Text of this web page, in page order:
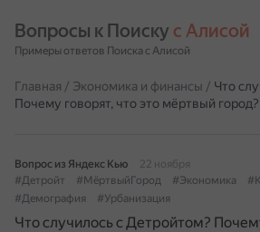
Вопросы к Поиску с Алисой
Примеры ответов Поиска с Алисой
Главная / Экономика и финансы / Что
Почему говорят, что это мёртвый город?
Вопрос из Яндекс Кью
22 ноября
#Детройт
#МёртвыйГород #Экономика
#Демография
#Урбанизация
Что случилось с Детройтом?